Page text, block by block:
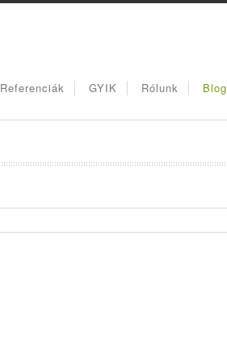
Referenciák GYIK Rólunk Blog